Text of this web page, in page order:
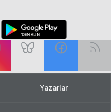
Yazarlar